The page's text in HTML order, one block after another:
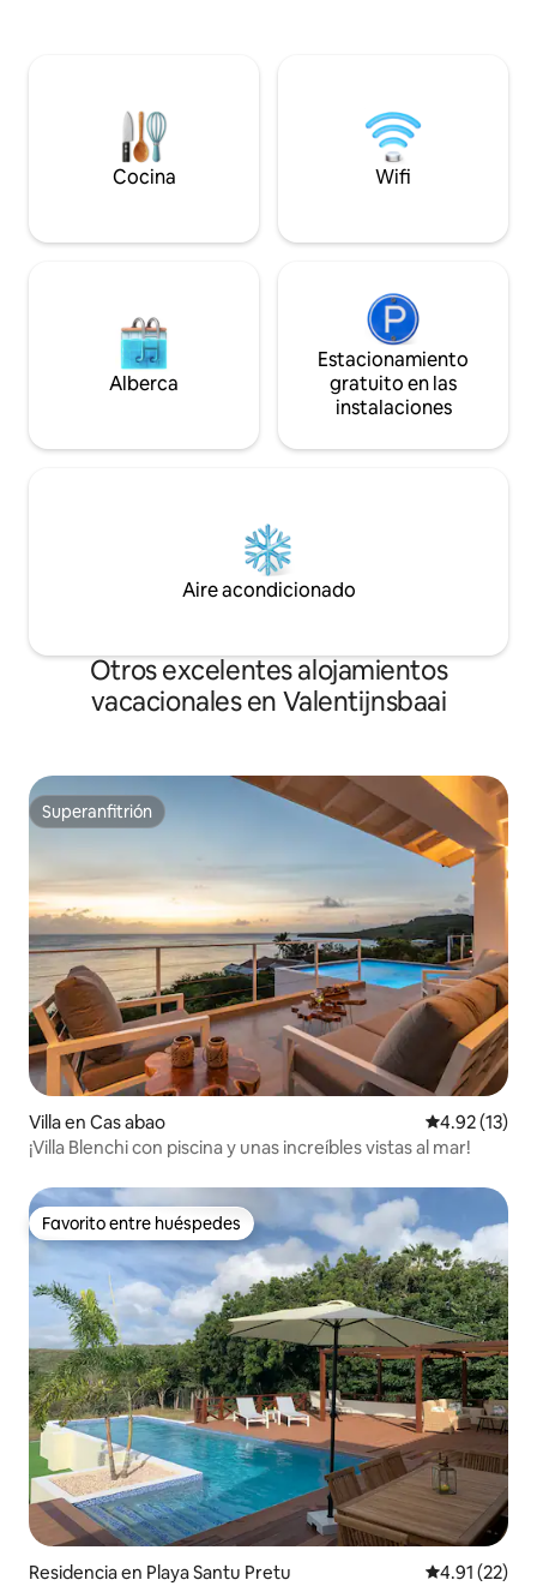
con imagen de espejo. Ponte en
contacto con nosotros para alquilar
ambos y tener todo exclusivo.
mundo por
2025.
Cocina Wifi
Alberca
Estacionamiento
gratuito en las
instalaciones
Aire acondicionado
Otros excelentes alojamientos
vacacionales en Valentijnsbaai
Superanfitrión
Superanfitrión
Villa en Cas abao Calificación
4.92 (13)
¡Villa Blenchi con piscina y unas increíbles vistas al mar!
Favorito entre huéspedes
Favorito entre huéspedes
Residencia en Playa Santu Pretu Calificación
4.91 (22)